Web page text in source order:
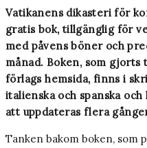
Vatikanens dikasteri för
gratis bok, tillgänglig för
med påvens böner och
månad. Boken, som
förlags hemsida, finns i
italienska och spanska
att uppdateras flera
Tanken bakom boken, som